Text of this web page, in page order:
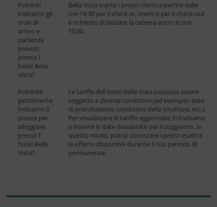
Potresti
indicarmi gli
orari di
arrivo e
partenza
previsti
presso l
hotel Bella
Vista?
Bella Vista ospita i propri clienti a partire dalle
ore 14:30 per il check-in, mentre per il check-out
è richiesto di lasciare la camera entro le ore
10:30.
Potreste
gentilmente
indicarmi il
prezzo per
alloggiare
presso l
hotel Bella
Vista?
Le tariffe dell hotel Bella Vista possono essere
soggette a diverse condizioni (ad esempio, date
di prenotazione, condizioni della struttura, ecc.).
Per visualizzare le tariffe aggiornate, ti invitiamo
a inserire le date desiderate per il soggiorno. In
questo modo, potrai conoscere i prezzi esatti e
le offerte disponibili durante il tuo periodo di
permanenza.